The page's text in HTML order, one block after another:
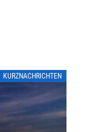
KURZNACHRICHTEN